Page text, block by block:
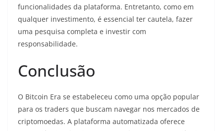
funcionalidades da plataforma. Entretanto, como em
qualquer investimento, é essencial ter cautela, fazer
uma pesquisa completa e investir com
responsabilidade.
Conclusão
O Bitcoin Era se estabeleceu como uma opção popular
para os traders que buscam navegar nos mercados de
criptomoedas. A plataforma automatizada oferece